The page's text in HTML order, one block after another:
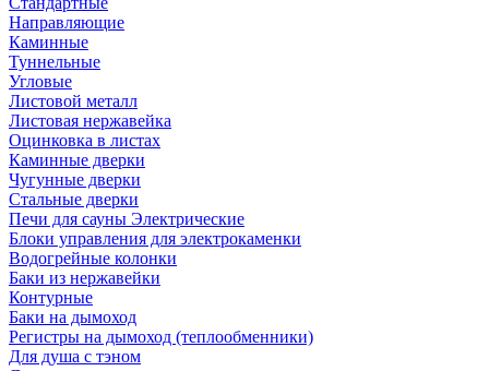
Направляющие
Каминные
Туннельные
Угловые
Листовой металл
Листовая нержавейка
Оцинковка в листах
Каминные дверки
Чугунные дверки
Стальные дверки
Печи для сауны Электрические
Блоки управления для электрокаменки
Водогрейные колонки
Баки из нержавейки
Контурные
Баки на дымоход
Регистры на дымоход (теплообменники)
Для душа с тэном